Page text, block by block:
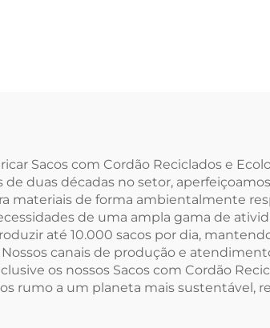
em
para
Duplo
Sacos com Cordão Reciclados e
de duas décadas no setor,
materiais de forma ambientalmente
de uma ampla gama de
até 10.000 sacos por dia,
canais de produção e
os nossos Sacos com Cordão
rumo a um planeta mais sustentável,